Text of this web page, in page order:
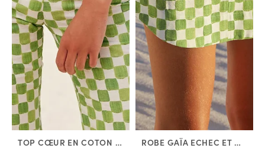
TOP CŒUR EN COTON NOIR
ROBE GAÏA ECHEC ET MAT AVOCAT